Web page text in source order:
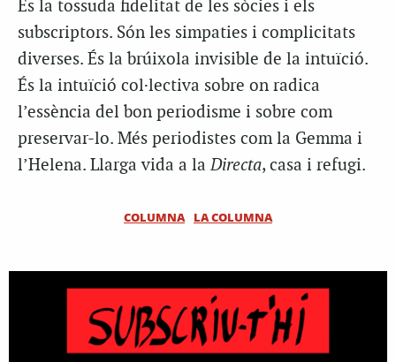
És la tossuda fidelitat de les sòcies i els
subscriptors. Són les simpaties i complicitats
diverses. És la brúixola invisible de la intuïció.
És la intuïció col·lectiva sobre on radica
l’essència del bon periodisme i sobre com
preservar-lo. Més periodistes com la Gemma i
l’Helena. Llarga vida a laDirecta, casa i refugi.
COLUMNA LA COLUMNA